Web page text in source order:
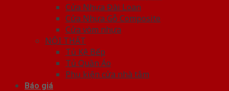
Cửa Nhựa Đài Loan
Cửa Nhựa Gỗ Composite
Cửa vòm nhựa
NỘI THẤT
Tủ Kệ Bếp
Tủ Quần Áo
Phụ kiện cửa nhà tắm
Báo giá